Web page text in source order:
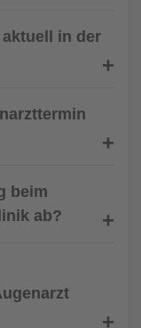
in der
beim
ab?